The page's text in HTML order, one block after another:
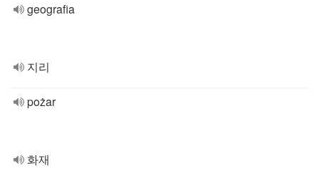
geografia
지리
pożar
화재